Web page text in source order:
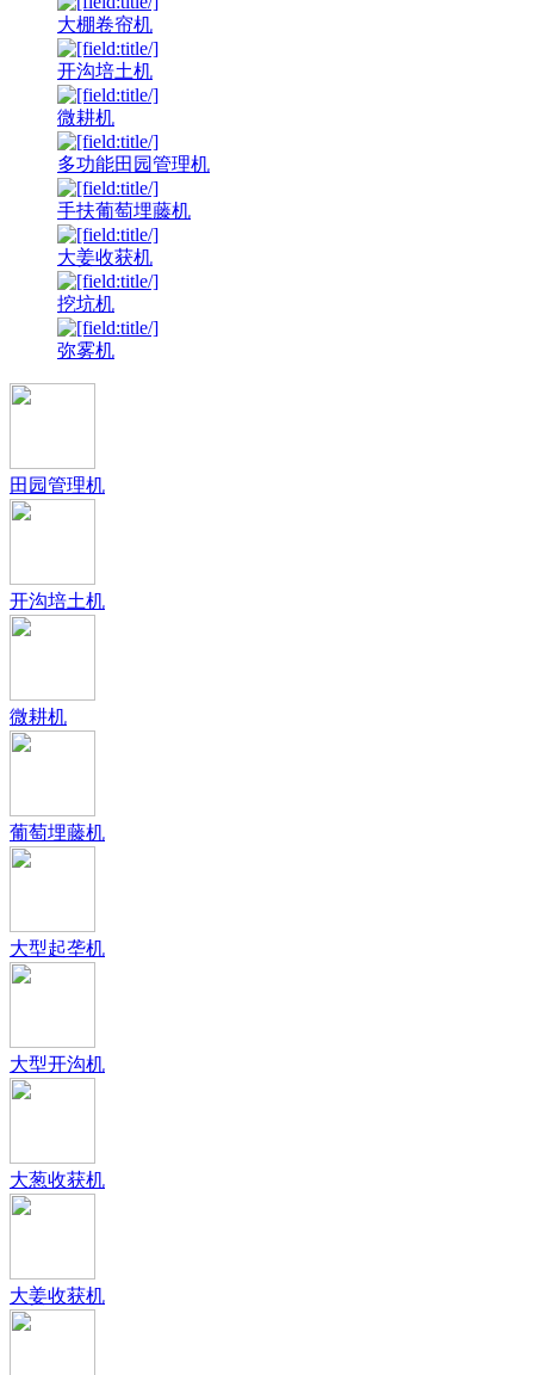
大棚卷帘机
开沟培土机
微耕机
多功能田园管理机
手扶葡萄埋藤机
大姜收获机
挖坑机
弥雾机
田园管理机
开沟培土机
微耕机
葡萄埋藤机
大型起垄机
大型开沟机
大葱收获机
大姜收获机